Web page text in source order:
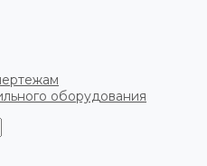
оборудования